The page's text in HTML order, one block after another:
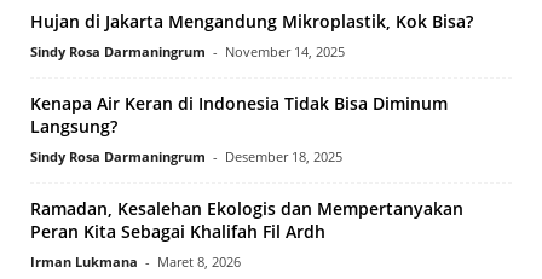
Hujan di Jakarta Mengandung Mikroplastik, Kok Bisa?
Sindy Rosa Darmaningrum - November 14, 2025
Kenapa Air Keran di Indonesia Tidak Bisa Diminum
Langsung?
Sindy Rosa Darmaningrum - Desember 18, 2025
Ramadan, Kesalehan Ekologis dan Mempertanyakan
Peran Kita Sebagai Khalifah Fil Ardh
Irman Lukmana - Maret 8, 2026